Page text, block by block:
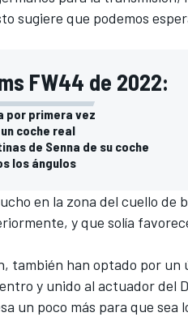
sugiere que podemos
FW44 de 2022:
por primera vez
coche real
de Senna de su coche
los ángulos
en la zona del cuello de
y que solía
, también han optado por un
y unido al actuador del
un poco más para que sea